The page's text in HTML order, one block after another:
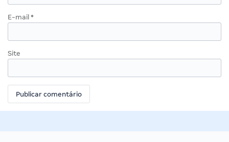
E-mail *
Site